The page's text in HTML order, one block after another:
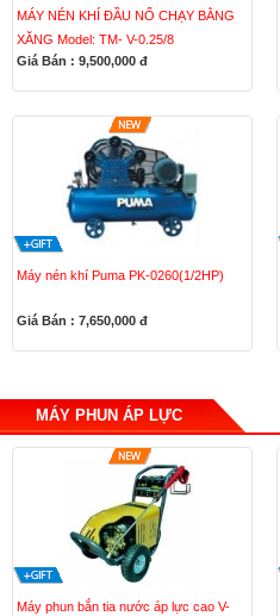
MÁY NÉN KHÍ ĐẦU NỔ CHẠY BẰNG
XĂNG Model: TM- V-0.25/8
Giá Bán : 9,500,000 đ
Máy nén khí Puma PK-0260(1/2HP)
Giá Bán : 7,650,000 đ
MÁY PHUN ÁP LỰC
Máy phun bắn tia nước áp lực cao V-